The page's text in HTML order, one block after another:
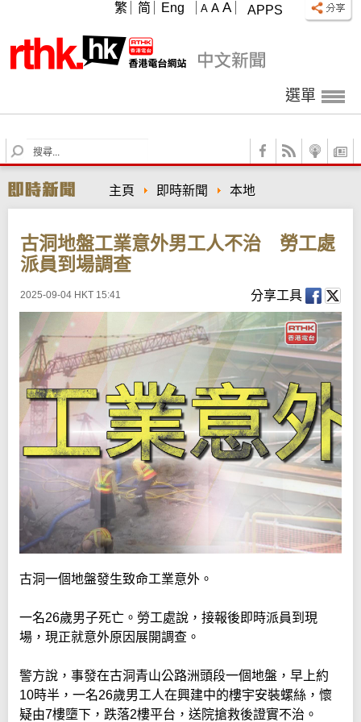
APPS
A A A
繁 简 Eng
選單
S
e
r
c
主頁 即時新聞 本地
古洞地盤工業意外男工人不治 勞工處
派員到場調查
2025-09-04 HKT 15:41 分享工具
古洞一個地盤發生致命工業意外。
一名26歲男子死亡。勞工處說，接報後即時派員到現
場，現正就意外原因展開調查。
警方說，事發在古洞青山公路洲頭段一個地盤，早上約
10時半，一名26歲男工人在興建中的樓宇安裝螺絲，懷
疑由7樓墮下，跌落2樓平台，送院搶救後證實不治。